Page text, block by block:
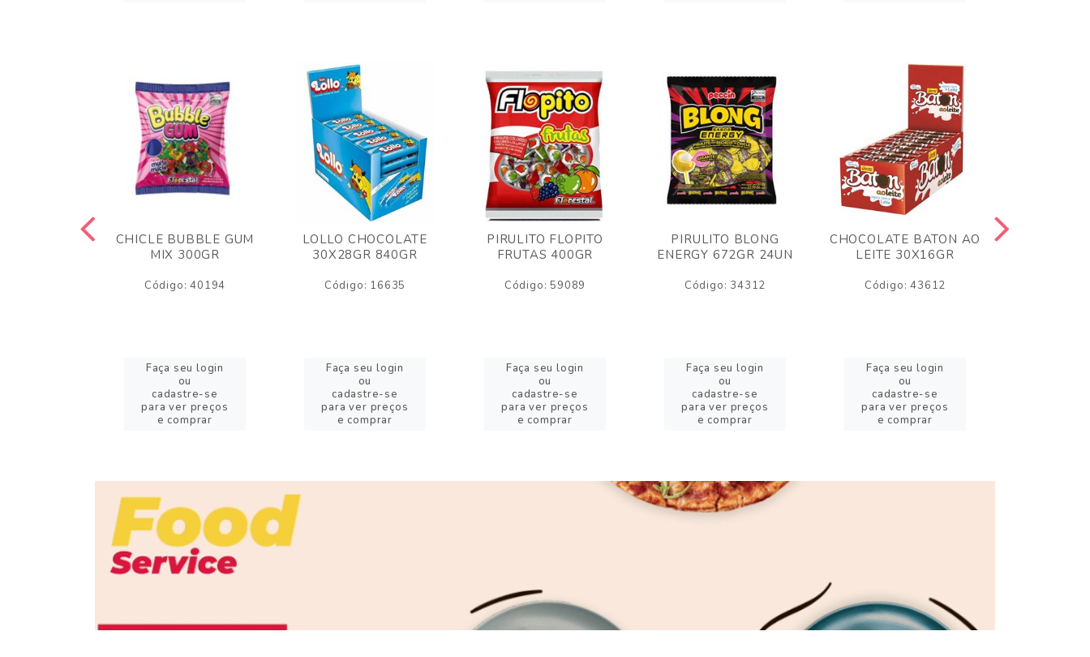
CHICLE BUBBLE GUM
MIX 300GR
Código: 40194
Faça seu login
ou
cadastre-se
para ver preços
e comprar
LOLLO CHOCOLATE
30X28GR 840GR
Código: 16635
Faça seu login
ou
cadastre-se
para ver preços
e comprar
PIRULITO FLOPITO
FRUTAS 400GR
Código: 59089
Faça seu login
ou
cadastre-se
para ver preços
e comprar
PIRULITO BLONG
ENERGY 672GR 24UN
Código: 34312
Faça seu login
ou
cadastre-se
para ver preços
e comprar
CHOCOLATE BATON AO
LEITE 30X16GR
Código: 43612
Faça seu login
ou
cadastre-se
para ver preços
e comprar